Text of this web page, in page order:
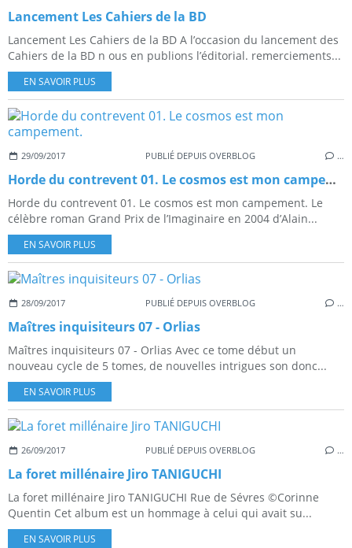
Lancement Les Cahiers de la BD
Lancement Les Cahiers de la BD A l’occasion du lancement des
Cahiers de la BD n ous en publions l’éditorial. remerciements...
EN SAVOIR PLUS
29/09/2017 PUBLIÉ DEPUIS OVERBLOG …
Horde du contrevent 01. Le cosmos est mon campement.
Horde du contrevent 01. Le cosmos est mon campement. Le
célèbre roman Grand Prix de l’Imaginaire en 2004 d’Alain...
EN SAVOIR PLUS
28/09/2017 PUBLIÉ DEPUIS OVERBLOG …
Maîtres inquisiteurs 07 - Orlias
Maîtres inquisiteurs 07 - Orlias Avec ce tome début un
nouveau cycle de 5 tomes, de nouvelles intrigues son donc...
EN SAVOIR PLUS
26/09/2017 PUBLIÉ DEPUIS OVERBLOG …
La foret millénaire Jiro TANIGUCHI
La foret millénaire Jiro TANIGUCHI Rue de Sévres ©Corinne
Quentin Cet album est un hommage à celui qui avait su...
EN SAVOIR PLUS